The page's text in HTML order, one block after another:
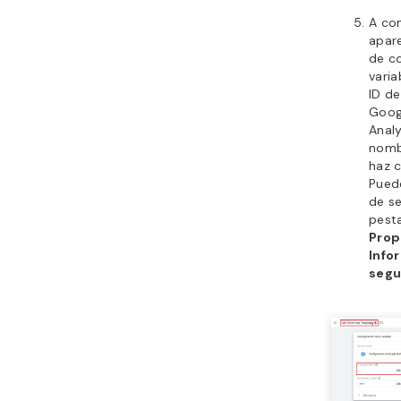
A
de
ID
haz
de